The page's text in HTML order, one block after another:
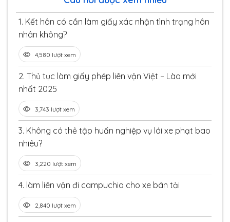
1. Kết hôn có cần làm giấy xác nhận tình trạng hôn
nhân không?
4,580 lượt xem
2. Thủ tục làm giấy phép liên vận Việt – Lào mới
nhất 2025
3,743 lượt xem
3. Không có thẻ tập huấn nghiệp vụ lái xe phạt bao
nhiêu?
3,220 lượt xem
4. làm liên vận đi campuchia cho xe bán tải
2,840 lượt xem